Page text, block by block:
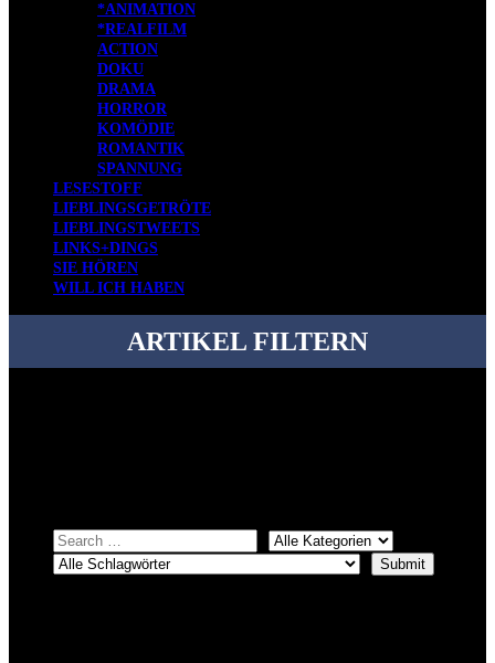
*ANIMATION
*REALFILM
ACTION
DOKU
DRAMA
HORROR
KOMÖDIE
ROMANTIK
SPANNUNG
LESESTOFF
LIEBLINGSGETRÖTE
LIEBLINGSTWEETS
LINKS+DINGS
SIE HÖREN
WILL ICH HABEN
ARTIKEL FILTERN